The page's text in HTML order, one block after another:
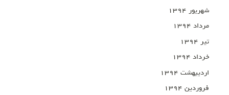
شهریور ۱۳۹۴
مرداد ۱۳۹۴
تیر ۱۳۹۴
خرداد ۱۳۹۴
اردیبهشت ۱۳۹۴
فروردین ۱۳۹۴